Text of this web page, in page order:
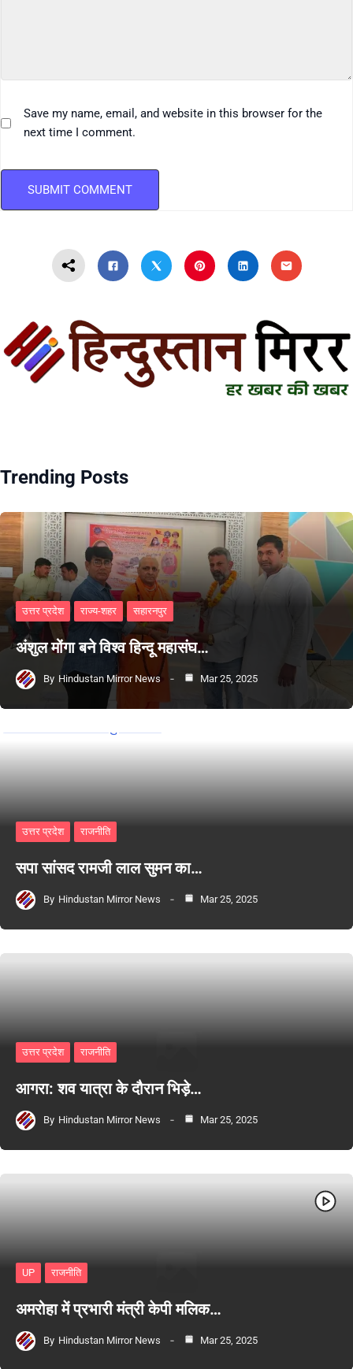
Save my name, email, and website in this browser for the
next time I comment.
Trending Posts
उत्तर प्रदेश राज्य-शहर सहारनपुर
अंशुल मोंगा बने विश्व हिन्दू महासंघ…
By Hindustan Mirror News Mar 25, 2025
उत्तर प्रदेश राजनीति
सपा सांसद रामजी लाल सुमन का…
By Hindustan Mirror News Mar 25, 2025
उत्तर प्रदेश राजनीति
आगरा: शव यात्रा के दौरान भिड़े…
By Hindustan Mirror News Mar 25, 2025
UP राजनीति
अमरोहा में प्रभारी मंत्री केपी मलिक…
By Hindustan Mirror News Mar 25, 2025